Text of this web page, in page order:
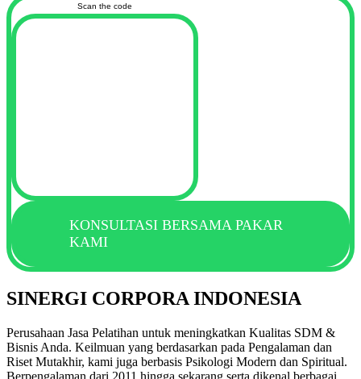
Scan the code
KONSULTASI BERSAMA PAKAR
KAMI
SINERGI CORPORA INDONESIA
Perusahaan Jasa Pelatihan untuk meningkatkan Kualitas SDM &
Bisnis Anda. Keilmuan yang berdasarkan pada Pengalaman dan
Riset Mutakhir, kami juga berbasis Psikologi Modern dan Spiritual.
Berpengalaman dari 2011 hingga sekarang serta dikenal berbagai